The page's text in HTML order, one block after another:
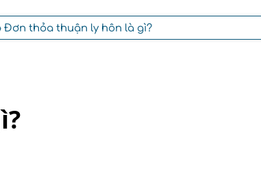
Đơn thỏa thuận ly hôn là gì?